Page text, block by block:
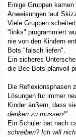
Einige Gruppen
Anweisungen laut
Viele Gruppen
"links" programmiert
nie von den Kindern
Bots "falsch liefen".
Ein sicheres
die Bee Bots planvoll
Die Reflexionsphasen
Lösungen für immer
Kinder äußern, dass
denken zu müssen!"
Ein Schüler bat nach
schreiben? Ich will